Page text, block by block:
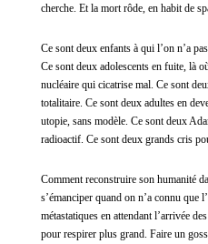
cherche. Et la mort rôde, en habit de
Ce sont deux enfants à qui l’on n’a
Ce sont deux adolescents en fuite, là
nucléaire qui cicatrise mal. Ce sont
totalitaire. Ce sont deux adultes en
utopie, sans modèle. Ce sont deux
radioactif. Ce sont deux grands cris
Comment reconstruire son humanité
s’émanciper quand on n’a connu que
métastatiques en attendant l’arrivée
pour respirer plus grand. Faire un